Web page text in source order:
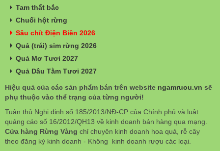
Tam thất bắc
Chuối hột rừng
Sâu chít Điện Biên 2026
Quả (trái) sim rừng 2026
Quả Mơ Tươi 2027
Quả Dâu Tằm Tươi 2027
Hiệu quả của các sản phẩm bán trên website ngamruou.vn sẽ
phụ thuộc vào thể trạng của từng người!
Tuân thủ Nghị định số 185/2013/NĐ-CP của Chính phủ và luật
quảng cáo số 16/2012/QH13 về kinh doanh bán hàng qua mạng.
Cửa hàng Rừng Vàng chỉ chuyên kinh doanh hoa quả, rễ cây
theo đăng ký kinh doanh - Không kinh doanh rượu các loại.